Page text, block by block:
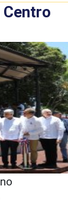
Centro